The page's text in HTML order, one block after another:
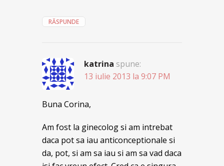
RĂSPUNDE
katrina spune:
13 iulie 2013 la 9:07 PM
Buna Corina,
Am fost la ginecolog si am intrebat
daca pot sa iau anticonceptionale si
da, pot, si am sa iau si am sa vad daca